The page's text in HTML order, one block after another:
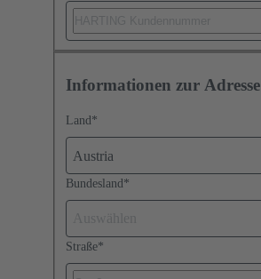
Informationen zur Adresse
Land *
Austria
Bundesland *
Straße*